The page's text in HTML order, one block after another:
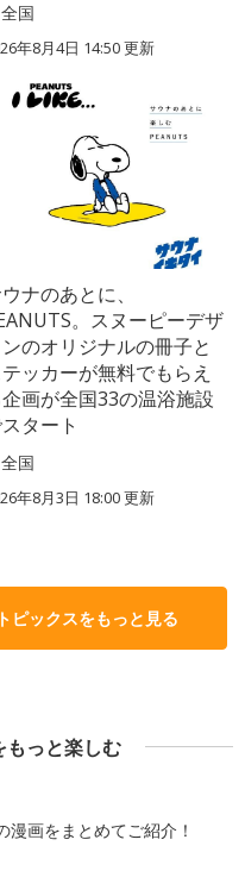
全国
年8月4日 14:50更新
ナのあとに、
。スヌーピーデザ
のオリジナルの冊子と
ッカーが無料でもらえ
画が全国33の温浴施設
タート
全国
年8月3日 18:00更新
ピックスをもっと見る
もっと楽しむ
画をまとめてご紹介！